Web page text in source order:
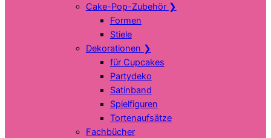
Cake-Pop-Zubehör ❯
Formen
Stiele
Dekorationen ❯
für Cupcakes
Partydeko
Satinband
Spielfiguren
Tortenaufsätze
Fachbücher